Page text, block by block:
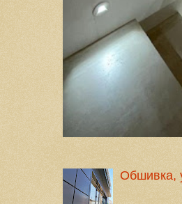
Обшивка,